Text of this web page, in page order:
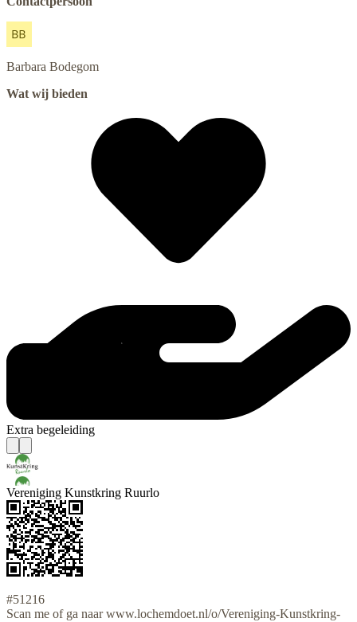
Barbara Bodegom
Wat wij bieden
Extra begeleiding
Vereniging Kunstkring Ruurlo
#51216
Scan me of ga naar www.lochemdoet.nl/o/Vereniging-Kunstkring-